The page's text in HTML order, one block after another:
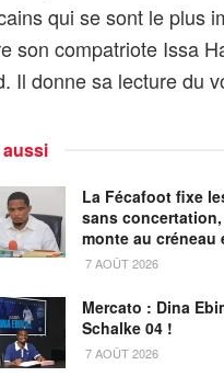
qui se sont le plus
son compatriote Issa
Il donne sa lecture du
aussi
La Fécafoot fixe
sans
monte au créneau
7 AOÛT 2026
Mercato : Dina
Schalke 04 !
7 AOÛT 2026